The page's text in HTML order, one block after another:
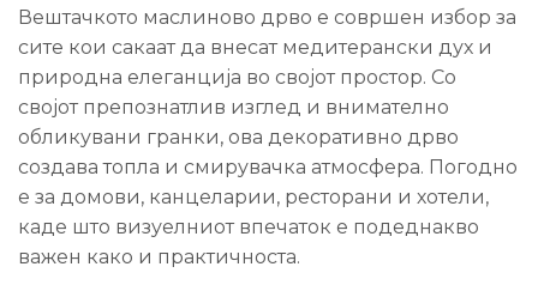
Вештачкото маслиново дрво е совршен избор за
сите кои сакаат да внесат медитерански дух и
природна елеганција во својот простор. Со
својот препознатлив изглед и внимателно
обликувани гранки, ова декоративно дрво
создава топла и смирувачка атмосфера. Погодно
е за домови, канцеларии, ресторани и хотели,
каде што визуелниот впечаток е подеднакво
важен како и практичноста.